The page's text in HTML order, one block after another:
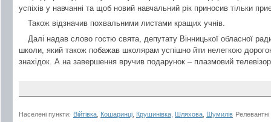
успіхів у навчанні та щоб новий навчальний рік приносив тільки
Також відзначив похвальними листами кращих учнів.
Далі надав слово гостю свята, депутату Вінницької обласної
школи, який також побажав школярам успішно йти нелегкою
знахідок. А на завершення вручив подарунок – плазмовий
Населені пункти: Війтівка Кошаринці Крушинівка Шляхова Шумилів